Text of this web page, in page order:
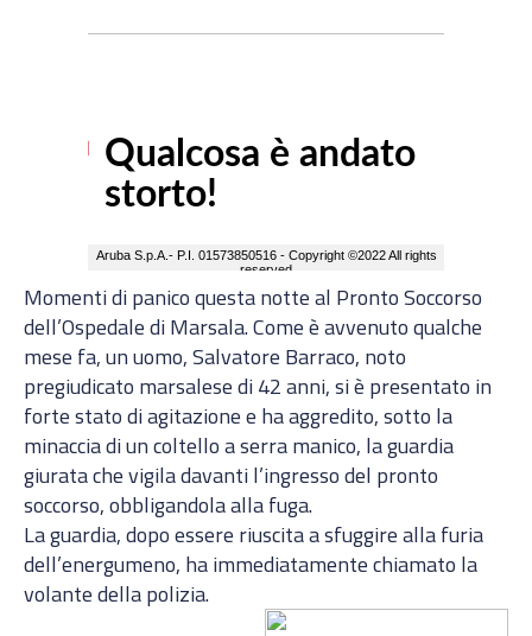
Momenti di panico questa notte al Pronto Soccorso
dell’Ospedale di Marsala. Come è avvenuto qualche
mese fa, un uomo, Salvatore Barraco, noto
pregiudicato marsalese di 42 anni, si è presentato in
forte stato di agitazione e ha aggredito, sotto la
minaccia di un coltello a serra manico, la guardia
giurata che vigila davanti l’ingresso del pronto
soccorso, obbligandola alla fuga.
La guardia, dopo essere riuscita a sfuggire alla furia
dell’energumeno, ha immediatamente chiamato la
volante della polizia.